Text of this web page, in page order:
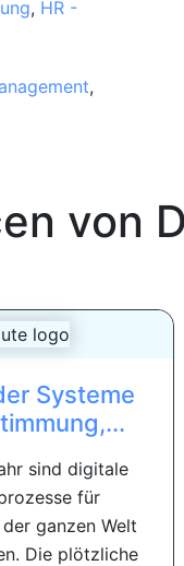
, HR -
,
von
Systeme
sind digitale
für
ganzen Welt
Die plötzliche